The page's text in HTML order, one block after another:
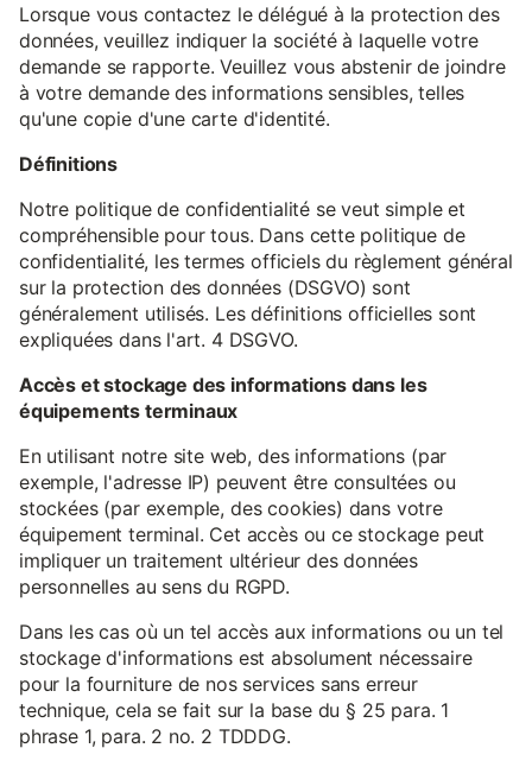
Lorsque vous contactez le délégué à la protection des
données, veuillez indiquer la société à laquelle votre
demande se rapporte. Veuillez vous abstenir de joindre
à votre demande des informations sensibles, telles
qu'une copie d'une carte d'identité.
Définitions
Notre politique de confidentialité se veut simple et
compréhensible pour tous. Dans cette politique de
confidentialité, les termes officiels du règlement général
sur la protection des données (DSGVO) sont
généralement utilisés. Les définitions officielles sont
expliquées dans l'art. 4 DSGVO.
Accès et stockage des informations dans les
équipements terminaux
En utilisant notre site web, des informations (par
exemple, l'adresse IP) peuvent être consultées ou
stockées (par exemple, des cookies) dans votre
équipement terminal. Cet accès ou ce stockage peut
impliquer un traitement ultérieur des données
personnelles au sens du RGPD.
Dans les cas où un tel accès aux informations ou un tel
stockage d'informations est absolument nécessaire
pour la fourniture de nos services sans erreur
technique, cela se fait sur la base du § 25 para. 1
phrase 1, para. 2 no. 2 TDDDG.